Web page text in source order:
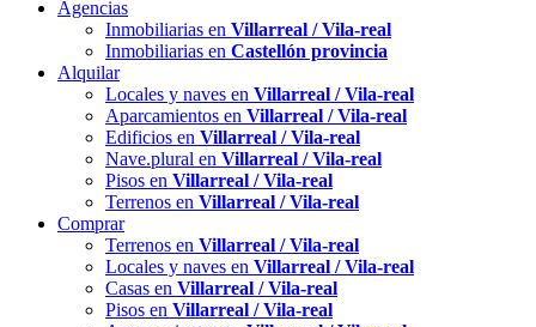
Agencias
Inmobiliarias en Villarreal / Vila-real
Inmobiliarias en Castellón provincia
Alquilar
Locales y naves en Villarreal / Vila-real
Aparcamientos en Villarreal / Vila-real
Edificios en Villarreal / Vila-real
Nave.plural en Villarreal / Vila-real
Pisos en Villarreal / Vila-real
Terrenos en Villarreal / Vila-real
Comprar
Terrenos en Villarreal / Vila-real
Locales y naves en Villarreal / Vila-real
Casas en Villarreal / Vila-real
Pisos en Villarreal / Vila-real